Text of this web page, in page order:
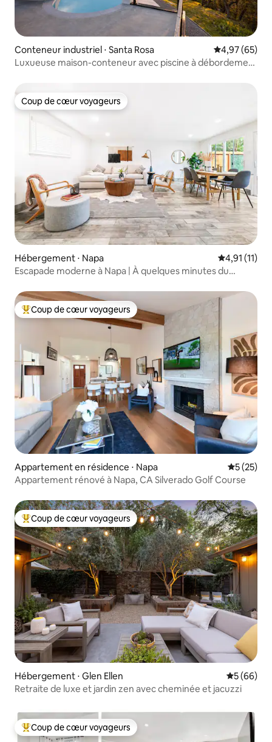
Conteneur industriel ⋅ Santa Rosa Évaluation
4,97 (65)
Luxueuse maison-conteneur avec piscine à débordement
Coup de cœur voyageurs
Coup de cœur voyageurs
Hébergement ⋅ Napa Évaluation
4,91 (11)
Escapade moderne à Napa | À quelques minutes du
Coups de cœur voyageurs les plus appréciés
Coup de cœur voyageurs
Appartement en résidence ⋅ Napa
5 (25)
Appartement rénové à Napa, CA Silverado Golf Course
Coups de cœur voyageurs les plus appréciés
Coup de cœur voyageurs
Hébergement ⋅ Glen Ellen
5 (66)
Retraite de luxe et jardin zen avec cheminée et jacuzzi
Coups de cœur voyageurs les plus appréciés
Coup de cœur voyageurs